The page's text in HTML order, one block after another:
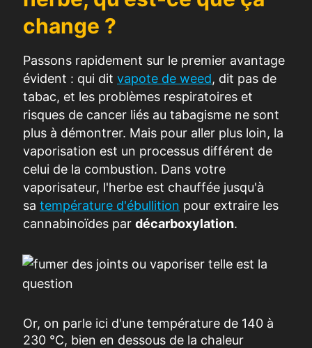
change ?
Passons rapidement sur le premier avantage
évident : qui dit vapote de weed, dit pas de
tabac, et les problèmes respiratoires et
risques de cancer liés au tabagisme ne sont
plus à démontrer. Mais pour aller plus loin, la
vaporisation est un processus différent de
celui de la combustion. Dans votre
vaporisateur, l'herbe est chauffée jusqu'à
sa température d'ébullition pour extraire les
cannabinoïdes par décarboxylation.
Or, on parle ici d'une température de 140 à
230 °C, bien en dessous de la chaleur